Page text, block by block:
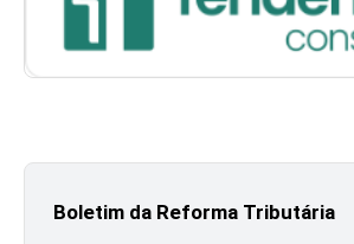
Boletim da Reforma Tributária